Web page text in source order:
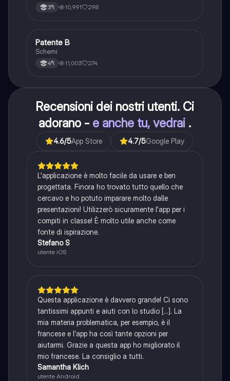
3ªl 10,991 298
Altro
Patente B
Schemi
4ªl 11,003 274
Recensioni dei nostri utenti. Ci
adorano - e anche tu, vedrai .
4.6/5App Store 4.7/5Google Play
L'applicazione è molto facile da usare e ben
progettata. Finora ho trovato tutto quello che
cercavo e ho potuto imparare molto dalle
presentazioni! Utilizzerò sicuramente l'app per i
compiti in classe! È molto utile anche come
fonte di ispirazione.
Stefano S
utente iOS
Questa applicazione è davvero grande! Ci sono
tantissimi appunti e aiuti con lo studio [...]. La
mia materia problematica, per esempio, è il
francese e l'app ha così tante opzioni per
aiutarmi. Grazie a questa app ho migliorato il
mio francese. La consiglio a tutti.
Samantha Klich
utente Android